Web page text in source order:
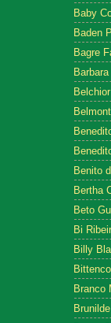
Baby
Baden
Bagre
Belchior
Benito
Bertha
Beto
Bi
Billy
Branco